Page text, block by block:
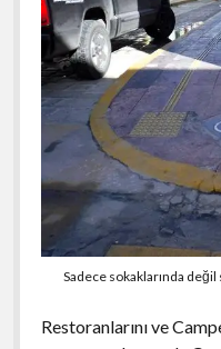
Sadece sokaklarında
Restoranlarını ve